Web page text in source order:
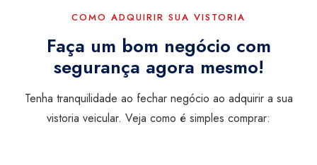
COMO ADQUIRIR SUA VISTORIA
Faça um bom negócio com
segurança agora mesmo!
Tenha tranquilidade ao fechar negócio ao adquirir a sua
vistoria veicular. Veja como é simples comprar: